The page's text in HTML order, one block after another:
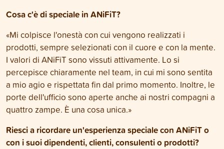
Cosa c'è di speciale in ANiFiT?
«Mi colpisce l'onestà con cui vengono realizzati i
prodotti, sempre selezionati con il cuore e con la mente.
I valori di ANiFiT sono vissuti attivamente. Lo si
percepisce chiaramente nel team, in cui mi sono sentita
a mio agio e rispettata fin dal primo momento. Inoltre, le
porte dell'ufficio sono aperte anche ai nostri compagni a
quattro zampe. È una cosa unica.»
Riesci a ricordare un'esperienza speciale con ANiFiT o
con i suoi dipendenti, clienti, consulenti o prodotti?